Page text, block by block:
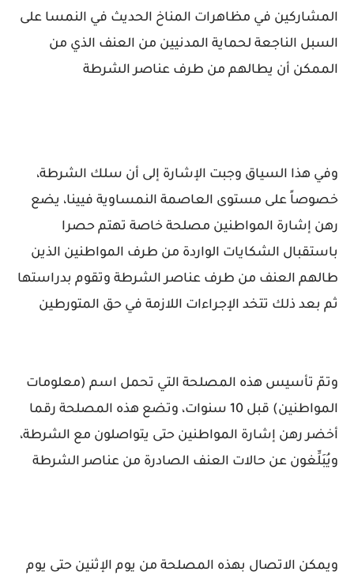
المشاركين في مظاهرات المناخ الحديث في النمسا على
السبل الناجعة لحماية المدنيين من العنف الذي من
الممكن أن يطالهم من طرف عناصر الشرطة
وفي هذا السياق وجبت الإشارة إلى أن سلك الشرطة،
خصوصاً على مستوى العاصمة النمساوية فيينا، يضع
رهن إشارة المواطنين مصلحة خاصة تهتم حصرا
باستقبال الشكايات الواردة من طرف المواطنين الذين
طالهم العنف من طرف عناصر الشرطة وتقوم بدراستها
ثم بعد ذلك تتخد الإجراءات اللازمة في حق المتورطين
وتمّ تأسيس هذه المصلحة التي تحمل اسم (معلومات
المواطنين) قبل 10 سنوات، وتضع هذه المصلحة رقما
أخضر رهن إشارة المواطنين حتى يتواصلون مع الشرطة،
ويُبَلِّغون عن حالات العنف الصادرة من عناصر الشرطة
ويمكن الاتصال بهذه المصلحة من يوم الإثنين حتى يوم